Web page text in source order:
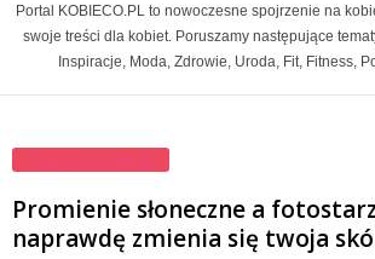
Portal KOBIECO.PL to nowoczesne spojrzenie na
swoje treści dla kobiet. Poruszamy następujące
Inspiracje, Moda, Zdrowie, Uroda, Fit, Fitness,
Najnowsze wpisy
Promienie słoneczne a
naprawdę zmienia się twoja